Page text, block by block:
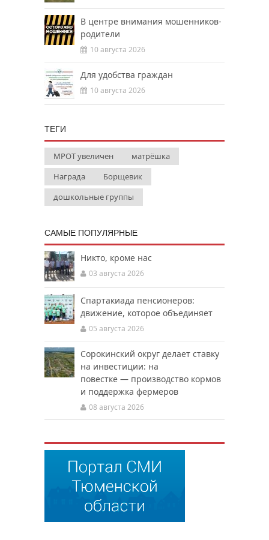
В центре внимания мошенников-
родители
10 августа 2026
Для удобства граждан
10 августа 2026
ТЕГИ
МРОТ увеличен
матрёшка
Награда
Борщевик
дошкольные группы
САМЫЕ ПОПУЛЯРНЫЕ
Никто, кроме нас
03 августа 2026
Спартакиада пенсионеров:
движение, которое объединяет
05 августа 2026
Сорокинский округ делает ставку
на инвестиции: на
повестке — производство кормов
и поддержка фермеров
08 августа 2026